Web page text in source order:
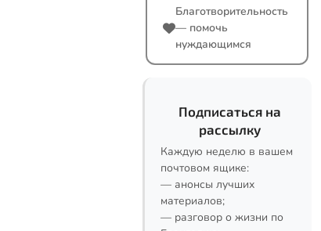
Благотворительность
— помочь
нуждающимся
Подписаться на
рассылку
Каждую неделю в вашем
почтовом ящике:
— анонсы лучших
материалов;
— разговор о жизни по